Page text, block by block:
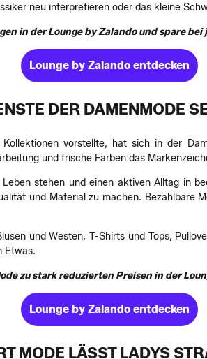
neu interpretieren oder das kleine
in der Lounge by Zalando und spare
Lounge by Zalando entdecken
DER DAMENMODE
vorstellte, hat sich in der
und frische Farben das
stehen und einen aktiven Alltag in
und Material zu machen.
und Westen, T-Shirts und Tops,
Etwas.
zu stark reduzierten Preisen in der
Lounge by Zalando entdecken
MODE LÄSST LADYS